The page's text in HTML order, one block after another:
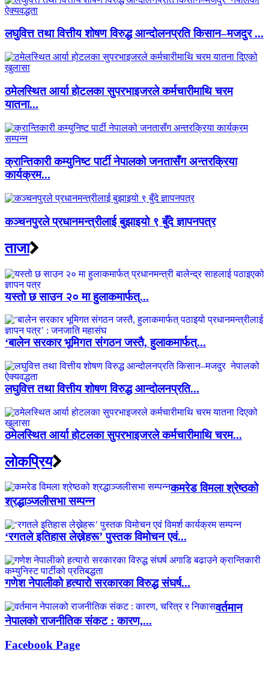
लघुवित्त तथा वित्तीय शोषण विरुद्ध आन्दोलनप्रति किसान–मजदुर ...
ठमेलस्थित आर्या होटलका सुपरभाइजरले कर्मचारीमाथि चरम
यातना...
क्रान्तिकारी कम्युनिष्ट पार्टी नेपालको जनतासँग अन्तरक्रिया
कार्यक्रम...
कञ्चनपुरले प्रधानमन्त्रीलाई बुझाइयो ९ बुँदे ज्ञापनपत्र
ताजा
यस्तो छ साउन २० मा हुलाकमार्फत्...
‘बालेन सरकार भूमिगत संगठन जस्तै, हुलाकमार्फत्...
लघुवित्त तथा वित्तीय शोषण विरुद्ध आन्दोलनप्रति...
ठमेलस्थित आर्या होटलका सुपरभाइजरले कर्मचारीमाथि चरम...
लाेकप्रिय
कमरेड विमला श्रेष्ठको
श्रद्धाञ्जलीसभा सम्पन्न
‘रगतले इतिहास लेख्नेहरू’ पुस्तक विमोचन एवं...
गणेश नेपालीको हत्यारो सरकारका विरुद्ध संघर्ष...
वर्तमान
नेपालको राजनीतिक संकट : कारण,...
Facebook Page